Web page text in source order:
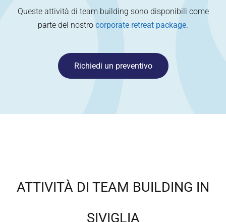
Queste attività di team building sono disponibili come
parte del nostro corporate retreat package.
Richiedi un preventivo
ATTIVITÀ DI TEAM BUILDING IN
SIVIGLIA